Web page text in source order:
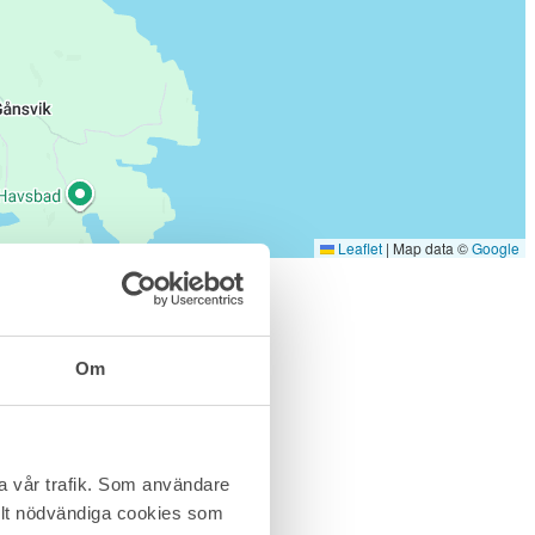
Om
vår trafik. Som användare
nödvändiga cookies som
Leaflet | Map data ©Google